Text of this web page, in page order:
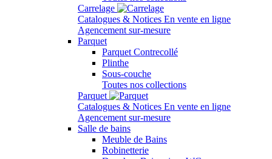
Carrelage
Catalogues & Notices En vente en ligne
Agencement sur-mesure
Parquet
Parquet Contrecollé
Plinthe
Sous-couche
Toutes nos collections
Parquet
Catalogues & Notices En vente en ligne
Agencement sur-mesure
Salle de bains
Meuble de Bains
Robinetterie